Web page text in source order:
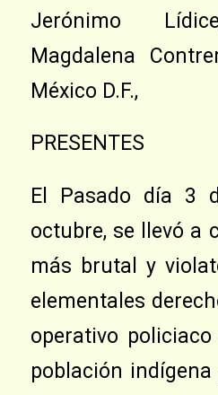
Jerónimo
Magdalena
México D.F.,
PRESENTES
El Pasado día 3
octubre, se llevó a
más brutal y
elementales
operativo
población